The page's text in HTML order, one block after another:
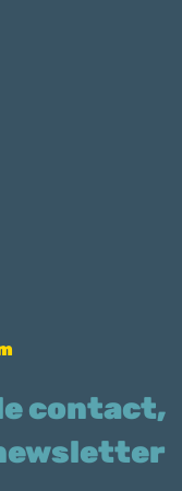
contact,